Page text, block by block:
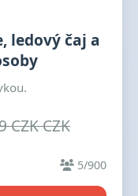
ledový čaj a
CZK CZK
5/900